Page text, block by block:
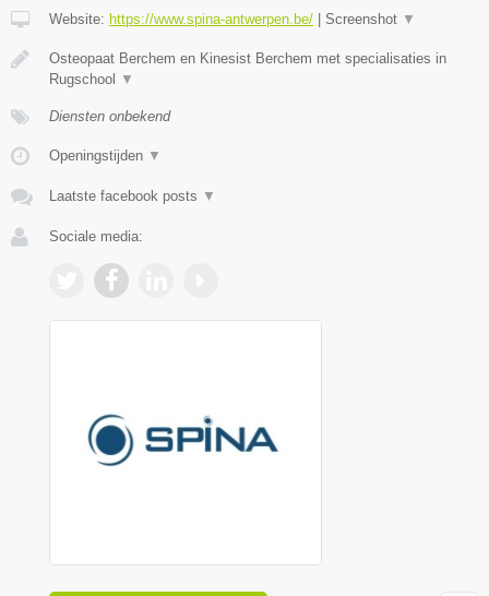
Website: https://www.spina-antwerpen.be/ Screenshot ▼
Osteopaat Berchem en Kinesist Berchem met specialisaties in
Rugschool
▼
Diensten onbekend
Openingstijden ▼
Laatste facebook posts ▼
Sociale media: